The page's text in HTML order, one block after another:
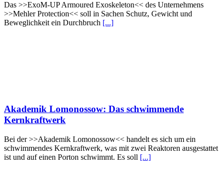
Das >>ExoM-UP Armoured Exoskeleton<< des Unternehmens
>>Mehler Protection<< soll in Sachen Schutz, Gewicht und
Beweglichkeit ein Durchbruch [...]
Akademik Lomonossow: Das schwimmende
Kernkraftwerk
Bei der >>Akademik Lomonossow<< handelt es sich um ein
schwimmendes Kernkraftwerk, was mit zwei Reaktoren ausgestattet
ist und auf einen Porton schwimmt. Es soll [...]